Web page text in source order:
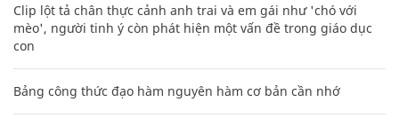
Clip lột tả chân thực cảnh anh trai và em gái như 'chó với
mèo', người tinh ý còn phát hiện một vấn đề trong giáo dục
con
Bảng công thức đạo hàm nguyên hàm cơ bản cần nhớ